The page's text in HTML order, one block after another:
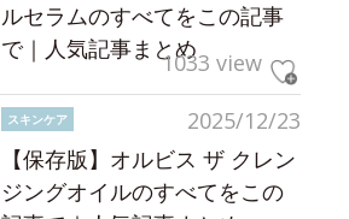
ルセラムのすべてをこの記事
で｜人気記事まとめ1033 view
2025/12/23
スキンケア
【保存版】オルビス ザ クレン
ジングオイルのすべてをこの